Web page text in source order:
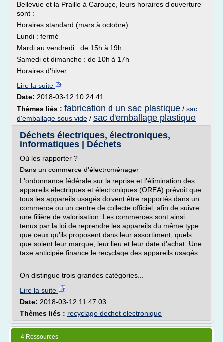
Bellevue et la Praille à Carouge, leurs horaires d'ouverture
sont :
Horaires standard (mars à octobre)
Lundi : fermé
Mardi au vendredi : de 15h à 19h
Samedi et dimanche : de 10h à 17h
Horaires d'hiver...
Lire la suite
Date: 2018-03-12 10:24:41
Thèmes liés : fabrication d un sac plastique / sac
d'emballage sous vide / sac d'emballage plastique
Déchets électriques, électroniques,
informatiques | Déchets
Où les rapporter ?
Dans un commerce d'électroménager
L'ordonnance fédérale sur la reprise et l'élimination des
appareils électriques et électroniques (OREA) prévoit que
tous les appareils usagés doivent être rapportés dans un
commerce ou un centre de collecte officiel, afin de suivre
une filière de valorisation. Les commerces sont ainsi
tenus par la loi de reprendre les appareils du même type
que ceux qu'ils proposent dans leur assortiment, quels
que soient leur marque, leur lieu et leur date d'achat. Une
taxe anticipée finance le recyclage des appareils usagés.
On distingue trois grandes catégories...
Lire la suite
Date: 2018-03-12 11:47:03
Thèmes liés : recyclage dechet electronique
4 Ressources